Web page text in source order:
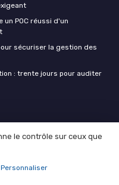
POC réussi d'un
sécuriser la gestion des
: trente jours pour auditer
confidentialité
le contrôle sur ceux que
Personnaliser